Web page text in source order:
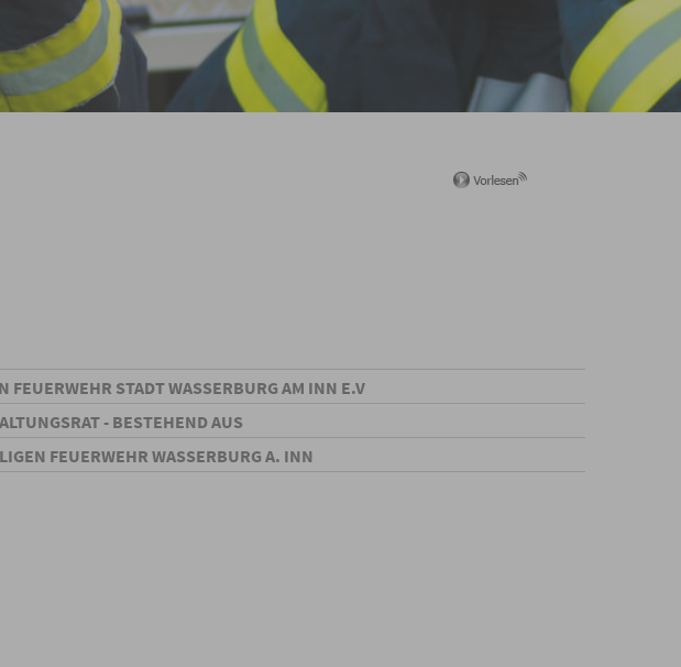
FEUERWEHR STADT WASSERBURG AM INN E.V
- BESTEHEND AUS
FEUERWEHR WASSERBURG A. INN